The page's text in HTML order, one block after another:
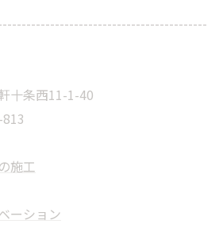
十条西11-1-40
施工
ーション